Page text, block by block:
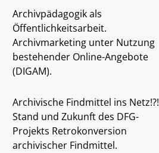
Archivpädagogik als
Öffentlichkeitsarbeit.
Archivmarketing unter Nutzung
bestehender Online-Angebote
(DIGAM).
Archivische Findmittel ins Netz!?!
Stand und Zukunft des DFG-
Projekts Retrokonversion
archivischer Findmittel.